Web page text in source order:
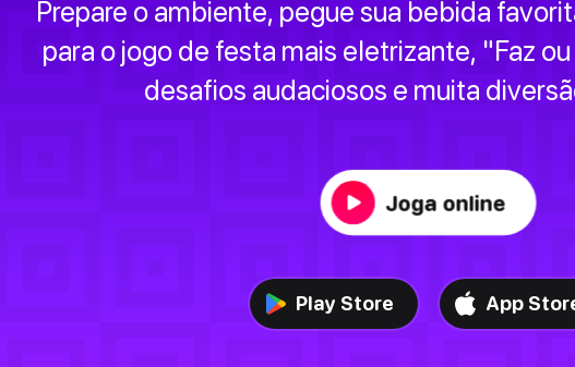
Prepare o ambiente, pegue sua bebida
para o jogo de festa mais eletrizante, "Faz
desafios audaciosos e muita
Joga online
Play Store App